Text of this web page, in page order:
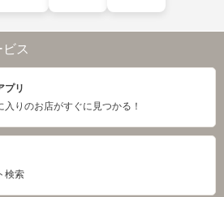
ス
プリ
入りのお店がすぐに見つかる！
検索